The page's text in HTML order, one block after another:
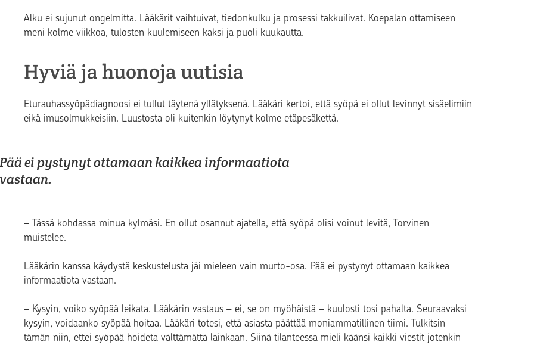
Alku ei sujunut ongelmitta. Lääkärit vaihtuivat, tiedonkulku ja prosessi takkuilivat. Koepalan ottamiseen
meni kolme viikkoa, tulosten kuulemiseen kaksi ja puoli kuukautta.
Hyviä ja huonoja uutisia
Eturauhassyöpädiagnoosi ei tullut täytenä yllätyksenä. Lääkäri kertoi, että syöpä ei ollut levinnyt sisäelimiin
eikä imusolmukkeisiin. Luustosta oli kuitenkin löytynyt kolme etäpesäkettä.
Pää ei pystynyt ottamaan kaikkea informaatiota
vastaan.
– Tässä kohdassa minua kylmäsi. En ollut osannut ajatella, että syöpä olisi voinut levitä, Torvinen
muistelee.
Lääkärin kanssa käydystä keskustelusta jäi mieleen vain murto-osa. Pää ei pystynyt ottamaan kaikkea
informaatiota vastaan.
– Kysyin, voiko syöpää leikata. Lääkärin vastaus – ei, se on myöhäistä – kuulosti tosi pahalta. Seuraavaksi
kysyin, voidaanko syöpää hoitaa. Lääkäri totesi, että asiasta päättää moniammatillinen tiimi. Tulkitsin
tämän niin, ettei syöpää hoideta välttämättä lainkaan. Siinä tilanteessa mieli käänsi kaikki viestit jotenkin